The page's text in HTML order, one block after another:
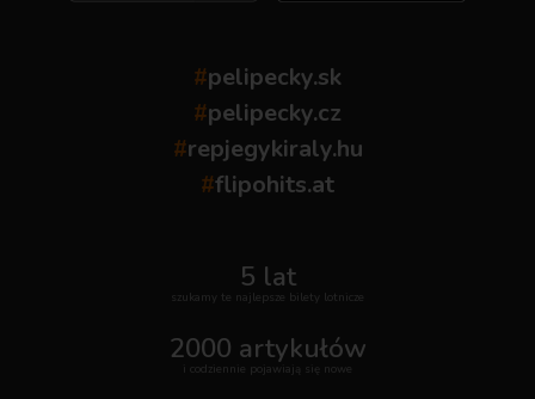
#pelipecky.sk
#pelipecky.cz
#repjegykiraly.hu
#flipohits.at
5 lat
szukamy te najlepsze bilety lotnicze
2000 artykułów
i codziennie pojawiają się nowe